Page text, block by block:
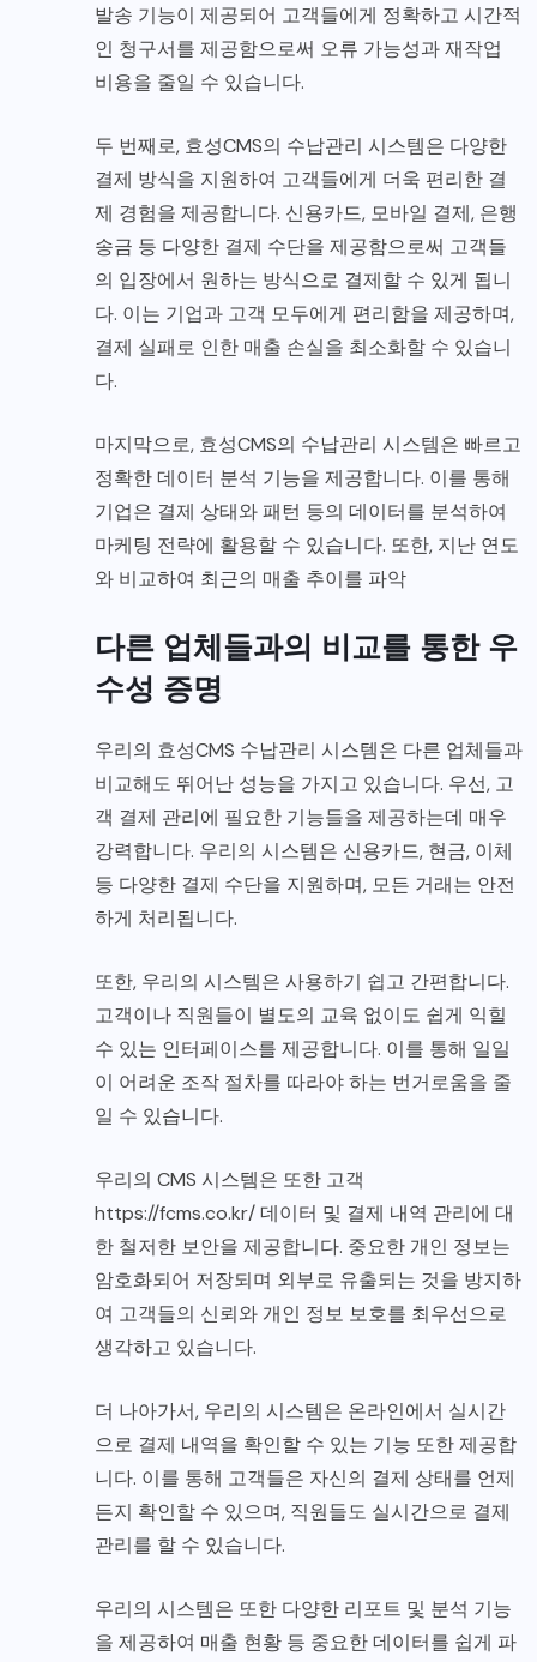
발송 기능이 제공되어 고객들에게 정확하고 시간적
인 청구서를 제공함으로써 오류 가능성과 재작업
비용을 줄일 수 있습니다.
두 번째로, 효성CMS의 수납관리 시스템은 다양한
결제 방식을 지원하여 고객들에게 더욱 편리한 결
제 경험을 제공합니다. 신용카드, 모바일 결제, 은행
송금 등 다양한 결제 수단을 제공함으로써 고객들
의 입장에서 원하는 방식으로 결제할 수 있게 됩니
다. 이는 기업과 고객 모두에게 편리함을 제공하며,
결제 실패로 인한 매출 손실을 최소화할 수 있습니
다.
마지막으로, 효성CMS의 수납관리 시스템은 빠르고
정확한 데이터 분석 기능을 제공합니다. 이를 통해
기업은 결제 상태와 패턴 등의 데이터를 분석하여
마케팅 전략에 활용할 수 있습니다. 또한, 지난 연도
와 비교하여 최근의 매출 추이를 파악
다른 업체들과의 비교를 통한 우
수성 증명
우리의 효성CMS 수납관리 시스템은 다른 업체들과
비교해도 뛰어난 성능을 가지고 있습니다. 우선, 고
객 결제 관리에 필요한 기능들을 제공하는데 매우
강력합니다. 우리의 시스템은 신용카드, 현금, 이체
등 다양한 결제 수단을 지원하며, 모든 거래는 안전
하게 처리됩니다.
또한, 우리의 시스템은 사용하기 쉽고 간편합니다.
고객이나 직원들이 별도의 교육 없이도 쉽게 익힐
수 있는 인터페이스를 제공합니다. 이를 통해 일일
이 어려운 조작 절차를 따라야 하는 번거로움을 줄
일 수 있습니다.
우리의 CMS 시스템은 또한 고객
https://fcms.co.kr/데이터 및 결제 내역 관리에 대
한 철저한 보안을 제공합니다. 중요한 개인 정보는
암호화되어 저장되며 외부로 유출되는 것을 방지하
여 고객들의 신뢰와 개인 정보 보호를 최우선으로
생각하고 있습니다.
더 나아가서, 우리의 시스템은 온라인에서 실시간
으로 결제 내역을 확인할 수 있는 기능 또한 제공합
니다. 이를 통해 고객들은 자신의 결제 상태를 언제
든지 확인할 수 있으며, 직원들도 실시간으로 결제
관리를 할 수 있습니다.
우리의 시스템은 또한 다양한 리포트 및 분석 기능
을 제공하여 매출 현황 등 중요한 데이터를 쉽게 파